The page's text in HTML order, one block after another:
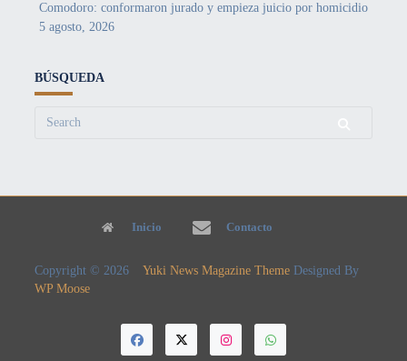
Comodoro: conformaron jurado y empieza juicio por homicidio
5 agosto, 2026
BÚSQUEDA
Search
Inicio Contacto
Copyright © 2026 Yuki News Magazine Theme Designed By
WP Moose